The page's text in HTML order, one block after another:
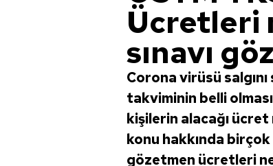
Ücretleri
sınavı
Corona virüsü
takviminin belli
kişilerin alacağı
konu hakkında birçok
gözetmen ücretleri